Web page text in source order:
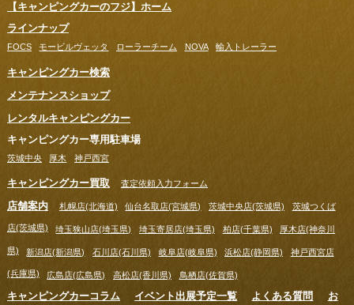
【キャンピングカーのフジ】ホーム
ラインナップ
FOCS モービルヴェッタ ローラーチーム NOVA 輸入トレーラー
キャンピングカー検索
メンテナンスショップ
レンタルキャンピングカー
キャンピングカー専用駐車場
茨城中央 厚木 神戸西宮
キャンピングカー買取 査定依頼入力フォーム
店舗案内 札幌店(北海道) 仙台名取店(宮城県) 茨城中央店(茨城県) 茨城つくば
店(茨城県) 埼玉狭山店(埼玉県) 埼玉寄居店(埼玉県) 柏店(千葉県) 厚木店(神奈川
県) 新潟店(新潟県) 石川店(石川県) 岐阜店(岐阜県) 浜松店(静岡県) 神戸西宮店
(兵庫県) 広島店(広島県) 高松店(香川県) 鳥栖店(佐賀県)
キャンピングカーコラム イベント出展予定一覧 よくある質問 お